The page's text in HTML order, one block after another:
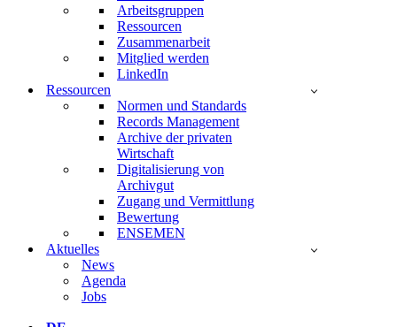
Arbeitsgruppen
Ressourcen
Zusammenarbeit
Mitglied werden
LinkedIn
Ressourcen
Normen und Standards
Records Management
Archive der privaten
Wirtschaft
Digitalisierung von
Archivgut
Zugang und Vermittlung
Bewertung
ENSEMEN
Aktuelles
News
Agenda
Jobs